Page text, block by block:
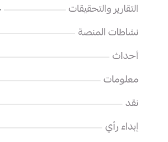
التقارير والتحقيقات
نشاطات المنصة
أحداث
معلومات
نقد
إبداء رأي